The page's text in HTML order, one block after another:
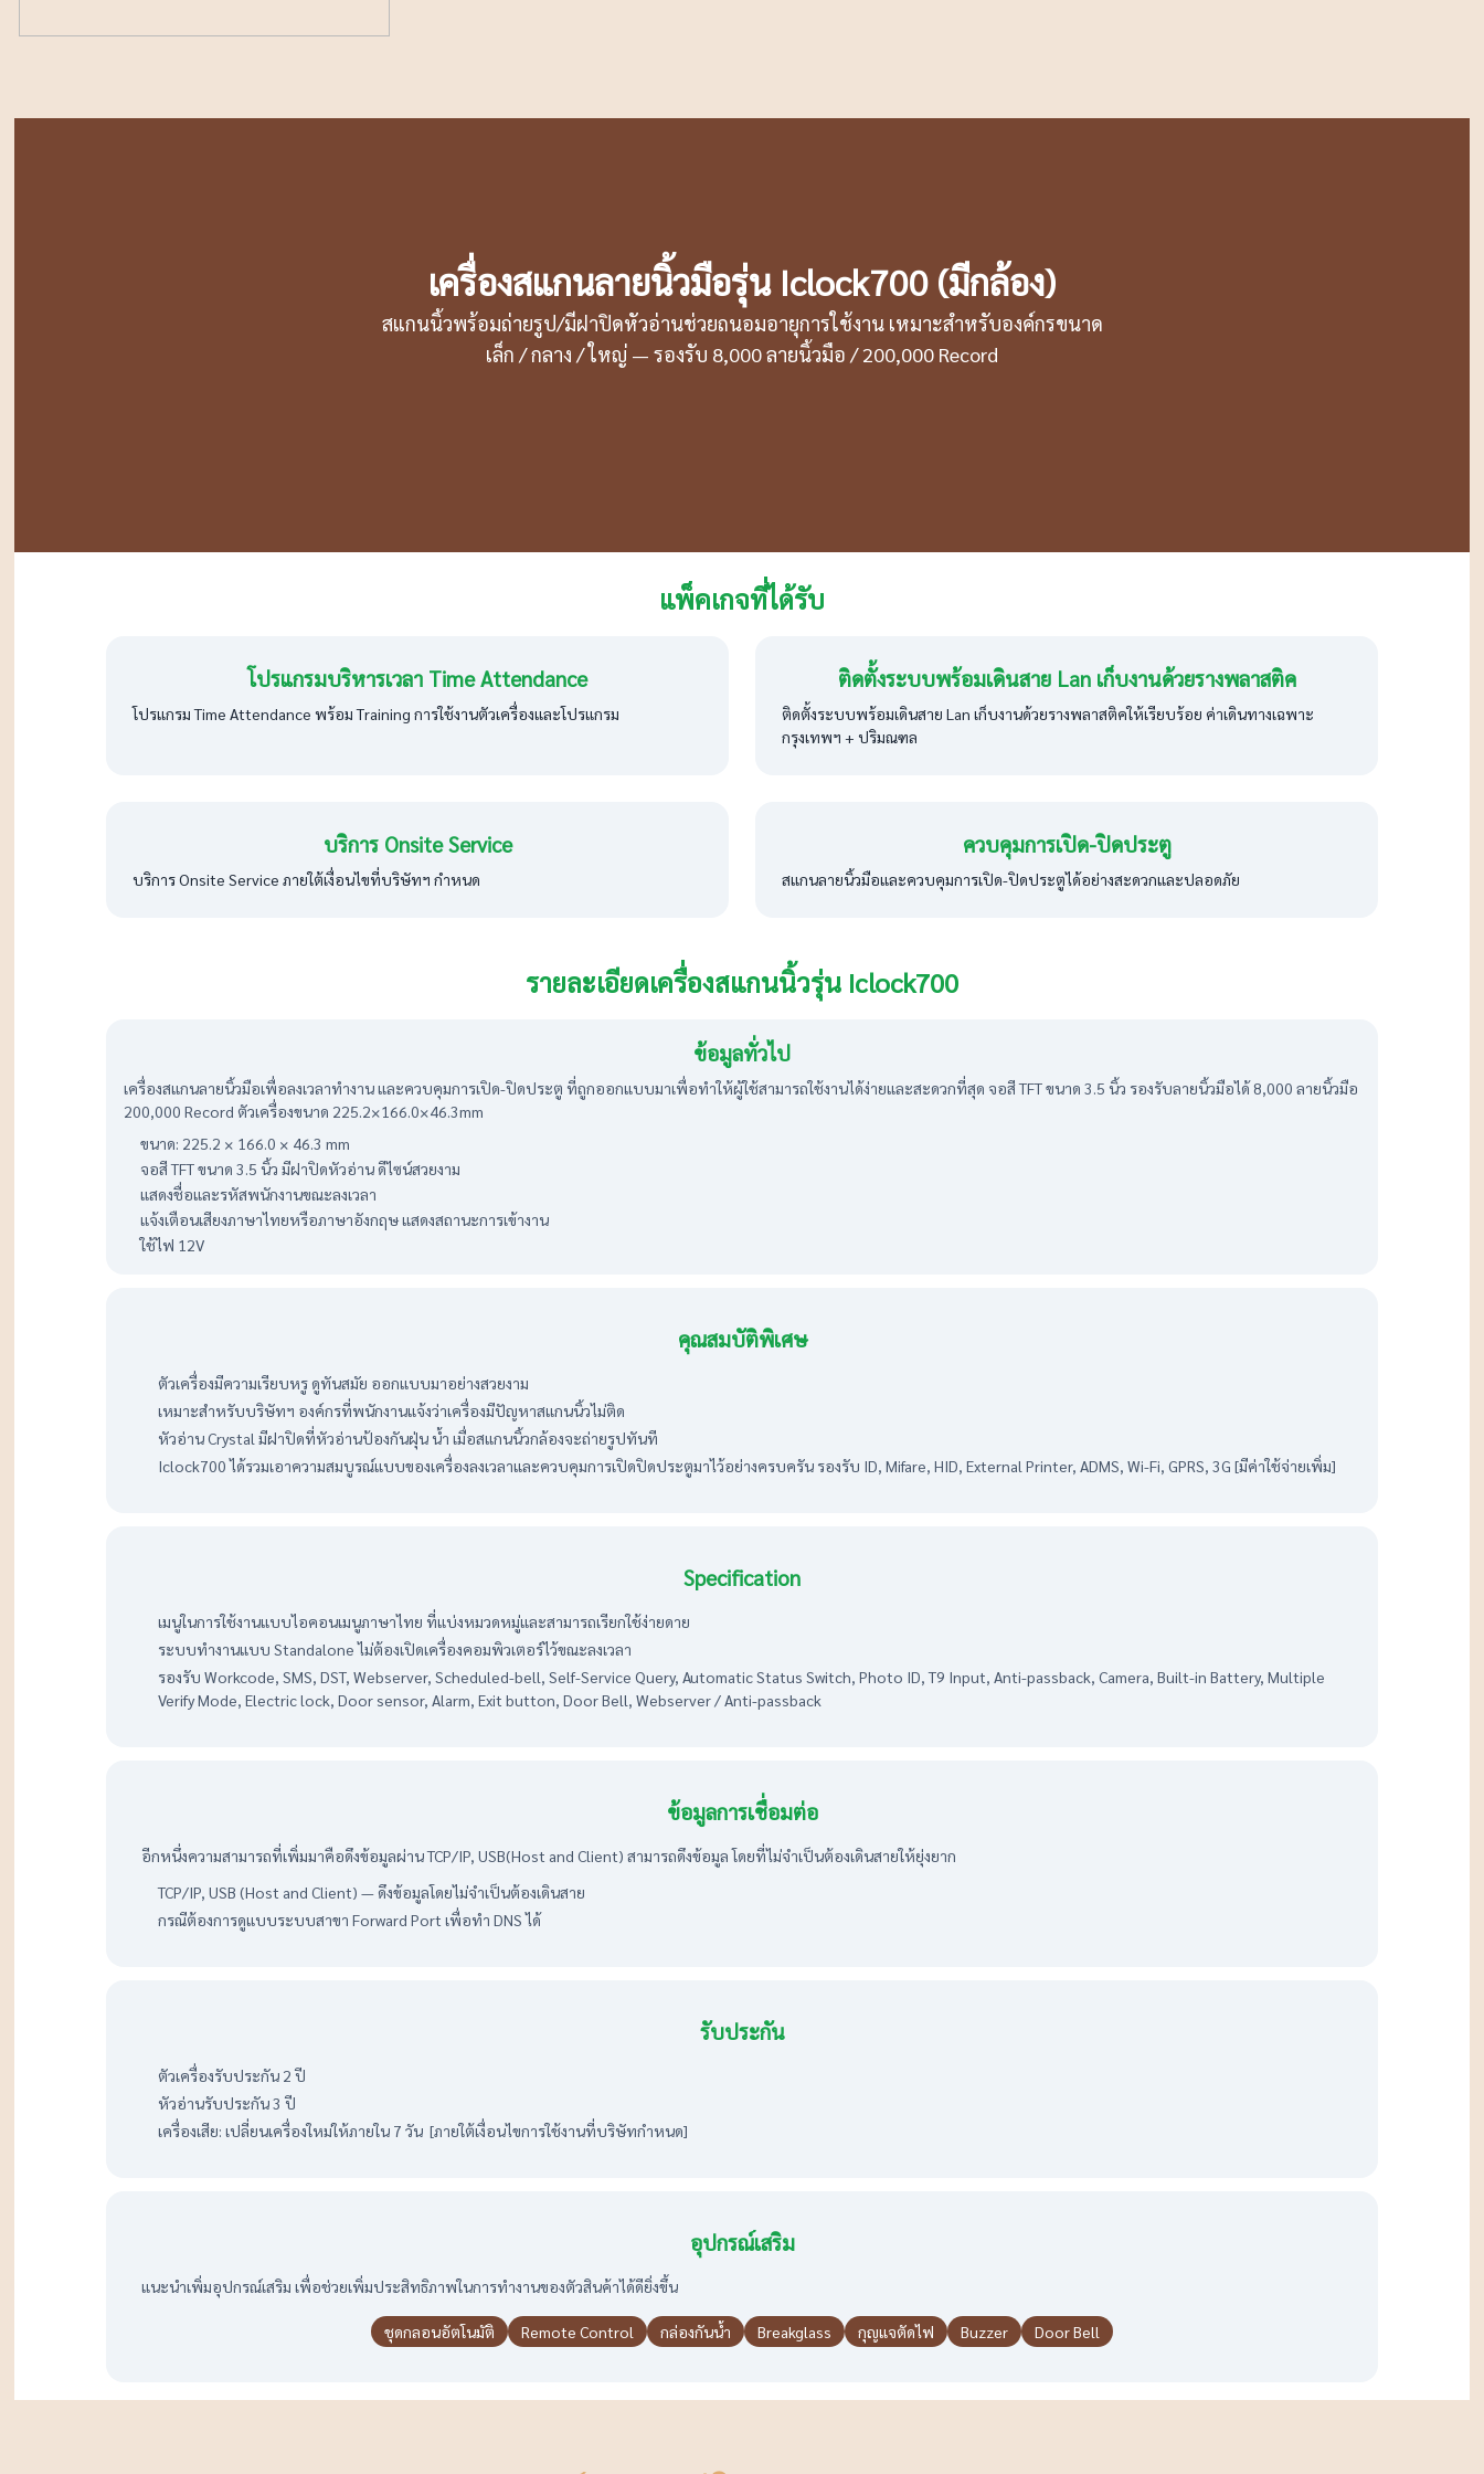
เครื่องสแกนลายนิ้วมือรุ่น Iclock700 (มีกล้อง)
สแกนนิ้วพร้อมถ่ายรูป/มีฝาปิดหัวอ่านช่วยถนอมอายุการใช้งาน เหมาะสำหรับองค์กรขนาด
เล็ก / กลาง / ใหญ่ — รองรับ 8,000 ลายนิ้วมือ / 200,000 Record
แพ็คเกจที่ได้รับ
โปรแกรมบริหารเวลา Time Attendance
โปรแกรม Time Attendance พร้อม Training การใช้งานตัวเครื่องและโปรแกรม
ติดตั้งระบบพร้อมเดินสาย Lan เก็บงานด้วยรางพลาสติค
ติดตั้งระบบพร้อมเดินสาย Lan เก็บงานด้วยรางพลาสติคให้เรียบร้อย ค่าเดินทางเฉพาะ
กรุงเทพฯ + ปริมณฑล
บริการ Onsite Service
บริการ Onsite Service ภายใต้เงื่อนไขที่บริษัทฯ กำหนด
ควบคุมการเปิด-ปิดประตู
สแกนลายนิ้วมือและควบคุมการเปิด-ปิดประตูได้อย่างสะดวกและปลอดภัย
รายละเอียดเครื่องสแกนนิ้วรุ่น Iclock700
ข้อมูลทั่วไป
เครื่องสแกนลายนิ้วมือเพื่อลงเวลาทำงาน และควบคุมการเปิด-ปิดประตู ที่ถูกออกแบบมาเพื่อทำให้ผู้ใช้สามารถใช้งานได้ง่ายและสะดวกที่สุด จอสี TFT ขนาด 3.5 นิ้ว รองรับลายนิ้วมือได้ 8,000 ลายนิ้วมือ
200,000 Record ตัวเครื่องขนาด 225.2×166.0×46.3mm
ขนาด: 225.2 × 166.0 × 46.3 mm
จอสี TFT ขนาด 3.5 นิ้ว มีฝาปิดหัวอ่าน ดีไซน์สวยงาม
แสดงชื่อและรหัสพนักงานขณะลงเวลา
แจ้งเตือนเสียงภาษาไทยหรือภาษาอังกฤษ แสดงสถานะการเข้างาน
ใช้ไฟ 12V
คุณสมบัติพิเศษ
ตัวเครื่องมีความเรียบหรู ดูทันสมัย ออกแบบมาอย่างสวยงาม
เหมาะสำหรับบริษัทฯ องค์กรที่พนักงานแจ้งว่าเครื่องมีปัญหาสแกนนิ้วไม่ติด
หัวอ่าน Crystal มีฝาปิดที่หัวอ่านป้องกันฝุ่น น้ำ เมื่อสแกนนิ้วกล้องจะถ่ายรูปทันที
Iclock700 ได้รวมเอาความสมบูรณ์แบบของเครื่องลงเวลาและควบคุมการเปิดปิดประตูมาไว้อย่างครบครัน รองรับ ID, Mifare, HID, External Printer, ADMS, Wi-Fi, GPRS, 3G [มีค่าใช้จ่ายเพิ่ม]
Specification
เมนูในการใช้งานแบบไอคอนเมนูภาษาไทย ที่แบ่งหมวดหมู่และสามารถเรียกใช้ง่ายดาย
ระบบทำงานแบบ Standalone ไม่ต้องเปิดเครื่องคอมพิวเตอร์ไว้ขณะลงเวลา
รองรับ Workcode, SMS, DST, Webserver, Scheduled-bell, Self-Service Query, Automatic Status Switch, Photo ID, T9 Input, Anti-passback, Camera, Built-in Battery, Multiple
Verify Mode, Electric lock, Door sensor, Alarm, Exit button, Door Bell, Webserver / Anti-passback
ข้อมูลการเชื่อมต่อ
อีกหนึ่งความสามารถที่เพิ่มมาคือดึงข้อมูลผ่าน TCP/IP, USB(Host and Client) สามารถดึงข้อมูล โดยที่ไม่จำเป็นต้องเดินสายให้ยุ่งยาก
TCP/IP, USB (Host and Client) — ดึงข้อมูลโดยไม่จำเป็นต้องเดินสาย
กรณีต้องการดูแบบระบบสาขา Forward Port เพื่อทำ DNS ได้
รับประกัน
ตัวเครื่องรับประกัน 2 ปี
หัวอ่านรับประกัน 3 ปี
เครื่องเสีย: เปลี่ยนเครื่องใหม่ให้ภายใน 7 วัน [ภายใต้เงื่อนไขการใช้งานที่บริษัทกำหนด]
อุปกรณ์เสริม
แนะนำเพิ่มอุปกรณ์เสริม เพื่อช่วยเพิ่มประสิทธิภาพในการทำงานของตัวสินค้าได้ดียิ่งขึ้น
ชุดกลอนอัตโนมัติ Remote Control กล่องกันน้ำ Breakglass กุญแจตัดไฟ Buzzer Door Bell